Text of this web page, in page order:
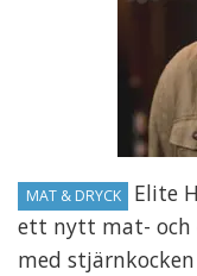
MAT & DRYCK
Elite
ett nytt mat- och
med